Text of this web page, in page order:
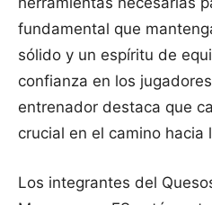
fundamental que
sólido y un espíritu de
confianza en los
entrenador destaca que
crucial en el camino hacia
Los integrantes del